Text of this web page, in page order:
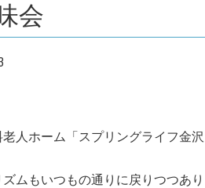
会
人ホーム「スプリングライフ金
ムもいつもの通りに戻りつつあ